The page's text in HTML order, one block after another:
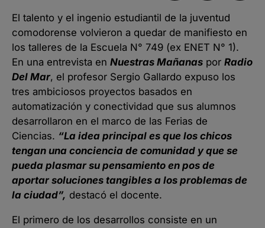
El talento y el ingenio estudiantil de la juventud
comodorense volvieron a quedar de manifiesto en
los talleres de la Escuela N° 749 (ex ENET N° 1).
En una entrevista en Nuestras Mañanas por Radio
Del Mar, el profesor Sergio Gallardo expuso los
tres ambiciosos proyectos basados en
automatización y conectividad que sus alumnos
desarrollaron en el marco de las Ferias de
Ciencias. “La idea principal es que los chicos
tengan una conciencia de comunidad y que se
pueda plasmar su pensamiento en pos de
aportar soluciones tangibles a los problemas de
la ciudad”, destacó el docente.
El primero de los desarrollos consiste en un